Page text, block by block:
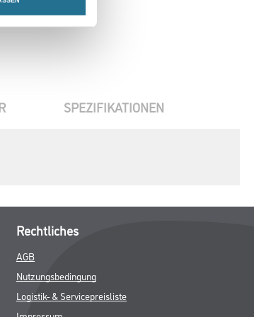
SPEZIFIKATIONEN
Rechtliches
AGB
Nutzungsbedingung
Logistik- & Servicepreisliste